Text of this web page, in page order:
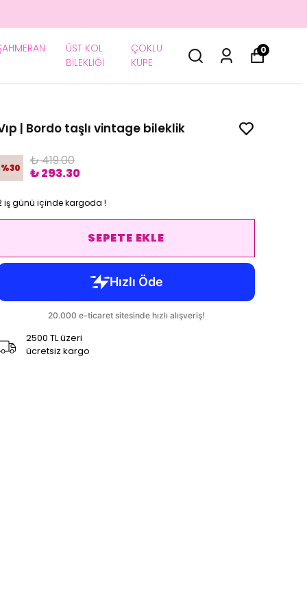
ÜST KOL
BİLEKLİĞİ
ÇOKLU
KÜPE
0
| Bordo taşlı vintage bileklik
%30
₺ 419.00
₺ 293.30
iş günü içinde kargoda !
SEPETE EKLE
2500 TL üzeri
ücretsiz kargo